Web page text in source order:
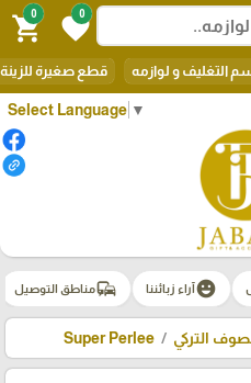
Select Language ▼
0
favorite
0
shopping_cart
التغليف و لوازمه قطع صغيرة للزينة
emoji_emotionsآراء زبائننا commuteمناطق التوصيل
التركي Super Perlee